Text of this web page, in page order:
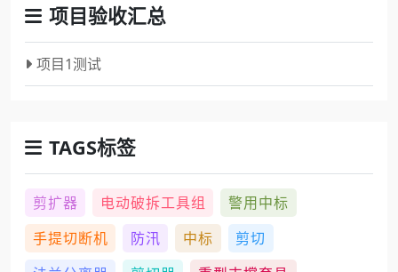
项目验收汇总
项目1测试
TAGS标签
剪扩器 电动破拆工具组
警用中标
手提切断机
防汛 中标
剪切